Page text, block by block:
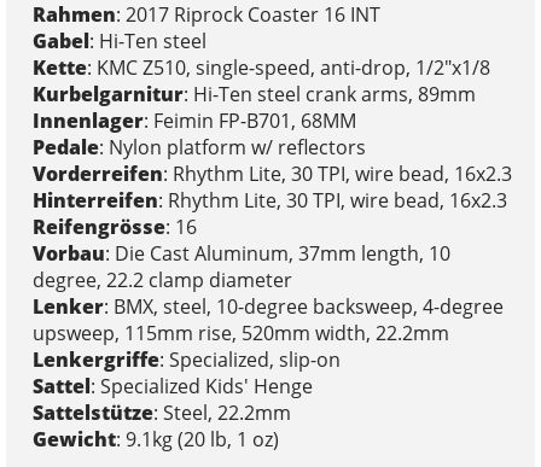
Rahmen: 2017 Riprock Coaster 16 INT
Gabel: Hi-Ten steel
Kette: KMC Z510, single-speed, anti-drop, 1/2"x1/8
Kurbelgarnitur: Hi-Ten steel crank arms, 89mm
Innenlager: Feimin FP-B701, 68MM
Pedale: Nylon platform w/ reflectors
Vorderreifen: Rhythm Lite, 30 TPI, wire bead, 16x2.3
Hinterreifen: Rhythm Lite, 30 TPI, wire bead, 16x2.3
Reifengrösse: 16
Vorbau: Die Cast Aluminum, 37mm length, 10
degree, 22.2 clamp diameter
Lenker: BMX, steel, 10-degree backsweep, 4-degree
upsweep, 115mm rise, 520mm width, 22.2mm
Lenkergriffe: Specialized, slip-on
Sattel: Specialized Kids' Henge
Sattelstütze: Steel, 22.2mm
Gewicht: 9.1kg (20 lb, 1 oz)